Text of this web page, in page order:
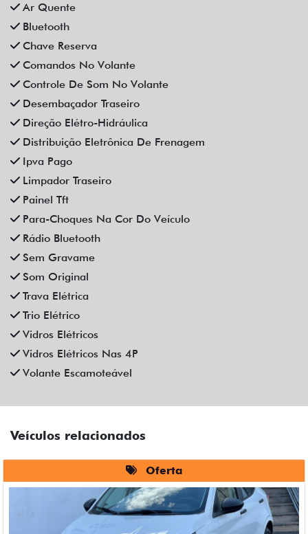
Ar Quente
Bluetooth
Chave Reserva
Comandos No Volante
Controle De Som No Volante
Desembaçador Traseiro
Direção Elétro-Hidráulica
Distribuição Eletrônica De Frenagem
Ipva Pago
Limpador Traseiro
Painel Tft
Para-Choques Na Cor Do Veículo
Rádio Bluetooth
Sem Gravame
Som Original
Trava Elétrica
Trio Elétrico
Vidros Elétricos
Vidros Elétricos Nas 4P
Volante Escamoteável
Veículos relacionados
Oferta